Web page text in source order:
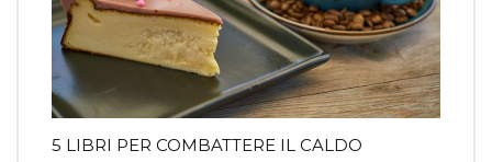
5 LIBRI PER COMBATTERE IL CALDO